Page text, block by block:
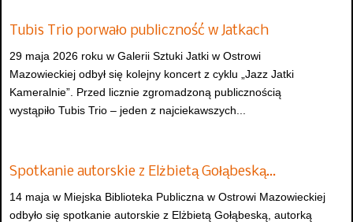
Tubis Trio porwało publiczność w Jatkach
29 maja 2026 roku w Galerii Sztuki Jatki w Ostrowi
Mazowieckiej odbył się kolejny koncert z cyklu „Jazz Jatki
Kameralnie”. Przed licznie zgromadzoną publicznością
wystąpiło Tubis Trio – jeden z najciekawszych...
Spotkanie autorskie z Elżbietą Gołąbeską…
14 maja w Miejska Biblioteka Publiczna w Ostrowi Mazowieckiej
odbyło się spotkanie autorskie z Elżbietą Gołąbeską, autorką